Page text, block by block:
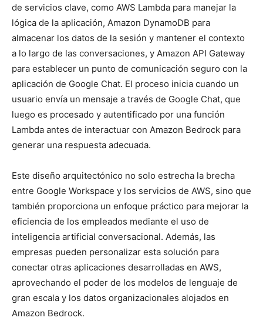
de servicios clave, como AWS Lambda para manejar la
lógica de la aplicación, Amazon DynamoDB para
almacenar los datos de la sesión y mantener el contexto
a lo largo de las conversaciones, y Amazon API Gateway
para establecer un punto de comunicación seguro con la
aplicación de Google Chat. El proceso inicia cuando un
usuario envía un mensaje a través de Google Chat, que
luego es procesado y autentificado por una función
Lambda antes de interactuar con Amazon Bedrock para
generar una respuesta adecuada.
Este diseño arquitectónico no solo estrecha la brecha
entre Google Workspace y los servicios de AWS, sino que
también proporciona un enfoque práctico para mejorar la
eficiencia de los empleados mediante el uso de
inteligencia artificial conversacional. Además, las
empresas pueden personalizar esta solución para
conectar otras aplicaciones desarrolladas en AWS,
aprovechando el poder de los modelos de lenguaje de
gran escala y los datos organizacionales alojados en
Amazon Bedrock.